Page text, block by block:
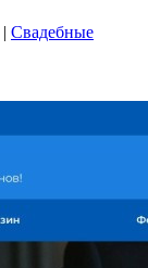
| Свадебные